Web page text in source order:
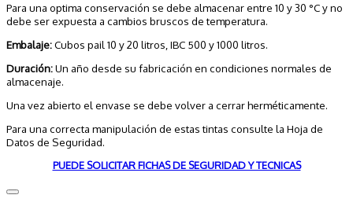
Para una optima conservación se debe almacenar entre 10 y 30 °C y no
debe ser expuesta a cambios bruscos de temperatura.
Embalaje:Cubos pail 10 y 20 litros, IBC 500 y 1000 litros.
Duración:Un año desde su fabricación en condiciones normales de
almacenaje.
Una vez abierto el envase se debe volver a cerrar herméticamente.
Para una correcta manipulación de estas tintas consulte la Hoja de
Datos de Seguridad.
PUEDE SOLICITAR FICHAS DE SEGURIDAD Y TECNICAS